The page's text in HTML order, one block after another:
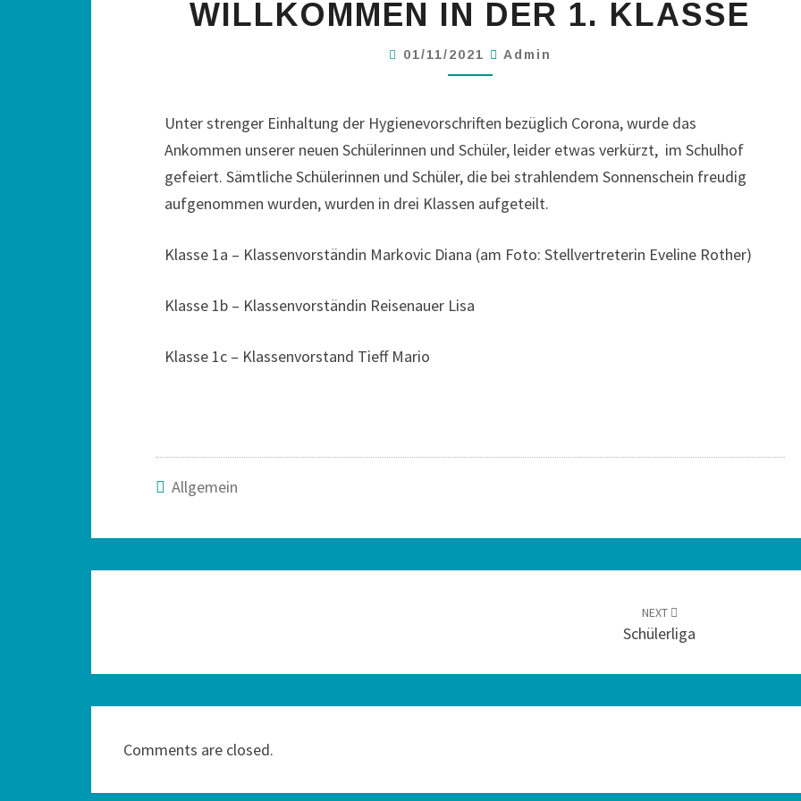
WILLKOMMEN IN DER 1. KLASSE
01/11/2021 Admin
Unter strenger Einhaltung der Hygienevorschriften bezüglich Corona, wurde das
Ankommen unserer neuen Schülerinnen und Schüler, leider etwas verkürzt, im Schulhof
gefeiert. Sämtliche Schülerinnen und Schüler, die bei strahlendem Sonnenschein freudig
aufgenommen wurden, wurden in drei Klassen aufgeteilt.
Klasse 1a – Klassenvorständin Markovic Diana (am Foto: Stellvertreterin Eveline Rother)
Klasse 1b – Klassenvorständin Reisenauer Lisa
Klasse 1c – Klassenvorstand Tieff Mario
Allgemein
NEXT
Schülerliga
Comments are closed.